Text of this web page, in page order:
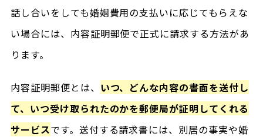
話し合いをしても婚姻費用の支払いに応じてもらえな
い場合には、内容証明郵便で正式に請求する方法があ
ります。
内容証明郵便とは、 いつ、どんな内容の書面を送付し
て、いつ受け取られたのかを郵便局が証明してくれる
サービスです。送付する請求書には、別居の事実や婚